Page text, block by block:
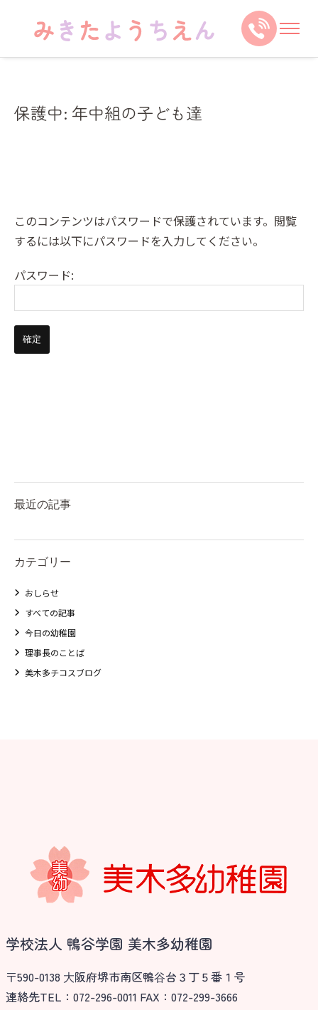
保護中: 年中組の子ども達
このコンテンツはパスワードで保護されています。閲覧
するには以下にパスワードを入力してください。
パスワード:
最近の記事
カテゴリー
おしらせ
すべての記事
今日の幼稚園
理事長のことば
美木多チコスブログ
学校法人 鴨谷学園 美木多幼稚園
〒590-0138 ⼤阪府堺市南区鴨⾕台３丁５番１号
連絡先TEL：072-296-0011 FAX：072-299-3666
お知らせ
今日の幼稚園